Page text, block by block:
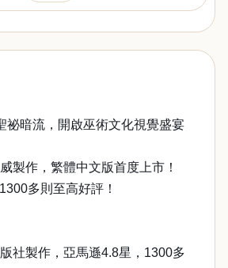
祕暗流，開啟巫術文化視覺盛宴
製作，繁體中文版首度上市！
多則至高好評！
社製作，亞馬遜4.8星，1300多